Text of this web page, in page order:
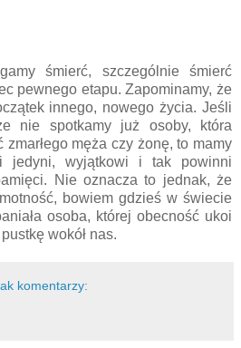
śmierć, szczególnie śmierć
pewnego etapu. Zapominamy, że
innego, nowego życia. Jeśli
nie spotkamy już osoby, która
męża czy żonę, to mamy
jedyni, wyjątkowi i tak powinni
Nie oznacza to jednak, że
bowiem gdzieś w świecie
osoba, której obecność ukoi
wokół nas.
komentarzy: